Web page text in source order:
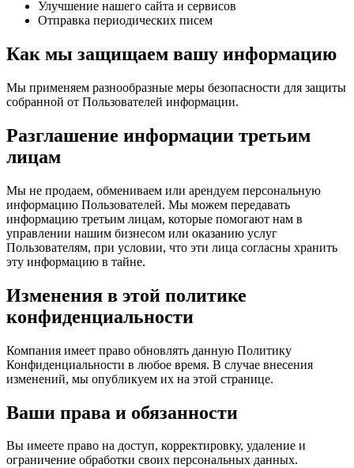
Улучшение нашего сайта и сервисов
Отправка периодических писем
Как мы защищаем вашу информацию
Мы применяем разнообразные меры безопасности для защиты
собранной от Пользователей информации.
Разглашение информации третьим
лицам
Мы не продаем, обмениваем или арендуем персональную
информацию Пользователей. Мы можем передавать
информацию третьим лицам, которые помогают нам в
управлении нашим бизнесом или оказанию услуг
Пользователям, при условии, что эти лица согласны хранить
эту информацию в тайне.
Изменения в этой политике
конфиденциальности
Компания имеет право обновлять данную Политику
Конфиденциальности в любое время. В случае внесения
изменений, мы опубликуем их на этой странице.
Ваши права и обязанности
Вы имеете право на доступ, корректировку, удаление и
ограничение обработки своих персональных данных.